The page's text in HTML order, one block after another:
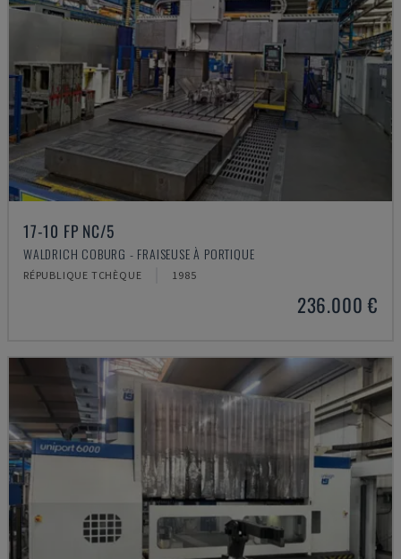
17-10 FP NC/5
WALDRICH COBURG - FRAISEUSE À PORTIQUE
RÉPUBLIQUE TCHÈQUE 1985
236.000 €